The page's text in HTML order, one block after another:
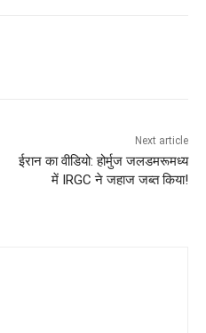
Next article
ईरान का वीडियो: होर्मुज जलडमरूमध्य
में IRGC ने जहाज जब्त किया!